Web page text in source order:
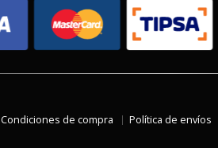
Condiciones de compra Política de envíos